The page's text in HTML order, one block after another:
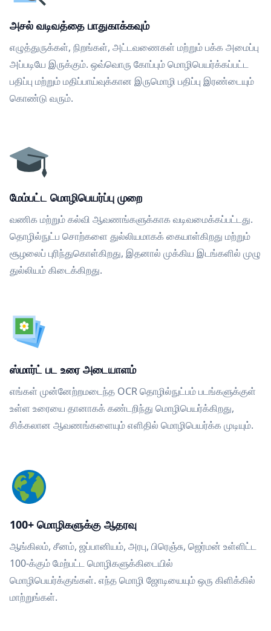
அசல் வடிவத்தை பாதுகாக்கவும்
எழுத்துருக்கள், நிறங்கள், அட்டவணைகள் மற்றும் பக்க அமைப்பு
அப்படியே இருக்கும். ஒவ்வொரு கோப்பும் மொழிபெயர்க்கப்பட்ட
பதிப்பு மற்றும் மதிப்பாய்வுக்கான இருமொழி பதிப்பு இரண்டையும்
கொண்டு வரும்.
மேம்பட்ட மொழிபெயர்ப்பு முறை
வணிக மற்றும் கல்வி ஆவணங்களுக்காக வடிவமைக்கப்பட்டது.
தொழில்நுட்ப சொற்களை துல்லியமாகக் கையாள்கிறது மற்றும்
சூழலைப் புரிந்துகொள்கிறது, இதனால் முக்கிய இடங்களில் முழு
துல்லியம் கிடைக்கிறது.
ஸ்மார்ட் பட உரை அடையாளம்
எங்கள் முன்னேற்றமடைந்த OCR தொழில்நுட்பம் படங்களுக்குள்
உள்ள உரையை தானாகக் கண்டறிந்து மொழிபெயர்க்கிறது,
சிக்கலான ஆவணங்களையும் எளிதில் மொழிபெயர்க்க முடியும்.
100+ மொழிகளுக்கு ஆதரவு
ஆங்கிலம், சீனம், ஜப்பானியம், அரபு, பிரெஞ்சு, ஜெர்மன் உள்ளிட்ட
100-க்கும் மேற்பட்ட மொழிகளுக்கிடையில்
மொழிபெயர்க்குங்கள். எந்த மொழி ஜோடியையும் ஒரு கிளிக்கில்
மாற்றுங்கள்.